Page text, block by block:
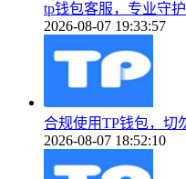
tp钱包客服，专业守
2026-08-07 19:33:57
合规使用TP钱包，切
2026-08-07 18:52:10